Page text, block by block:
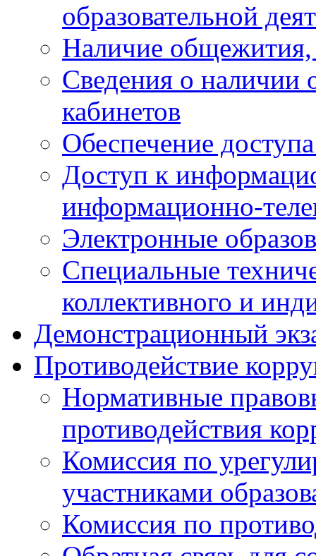
образовательной
Наличие общежития,
Сведения о наличии
кабинетов
Обеспечение
Доступ к
информационно-
Электронные
Специальные
коллективного и
Демонстрационный
Противодействие
Нормативные
противодействия
Комиссия по
участниками
Комиссия по